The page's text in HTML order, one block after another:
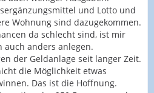
und Lotto und
Wohnung sind dazugekommen.
da schlecht sind, ist mir
auch anders anlegen.
der Geldanlage seit langer Zeit.
die Möglichkeit etwas
Das ist die Hoffnung.